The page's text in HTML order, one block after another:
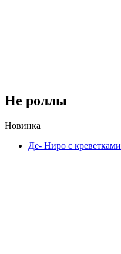
Не роллы
Новинка
Де- Ниро с креветками